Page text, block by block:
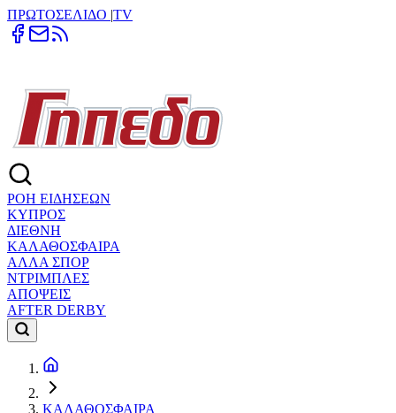
ΠΡΩΤΟΣΕΛΙΔΟ |TV
ΡΟΗ ΕΙΔΗΣΕΩΝ
ΚΥΠΡΟΣ
ΔΙΕΘΝΗ
ΚΑΛΑΘΟΣΦΑΙΡΑ
ΑΛΛΑ ΣΠΟΡ
ΝΤΡΙΜΠΛΕΣ
ΑΠΟΨΕΙΣ
AFTER DERBY
ΚΑΛΑΘΟΣΦΑΙΡΑ